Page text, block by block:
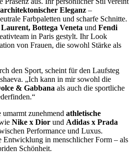
architektonischer Eleganz –
Farbpaletten und scharfe Schnitte.
Bottega Veneta und Fendi
in Paris gestylt. Ihr Look
von Frauen, die sowohl Stärke als
den Sport, scheint für den Laufsteg
„Ich kann in mir sowohl die
& Gabbana als auch die sportliche
zunehmend athletische
Nike x Dior und Adidas x Prada
Performance und Luxus.
Entwicklung in menschlicher Form – als
Schönheit.